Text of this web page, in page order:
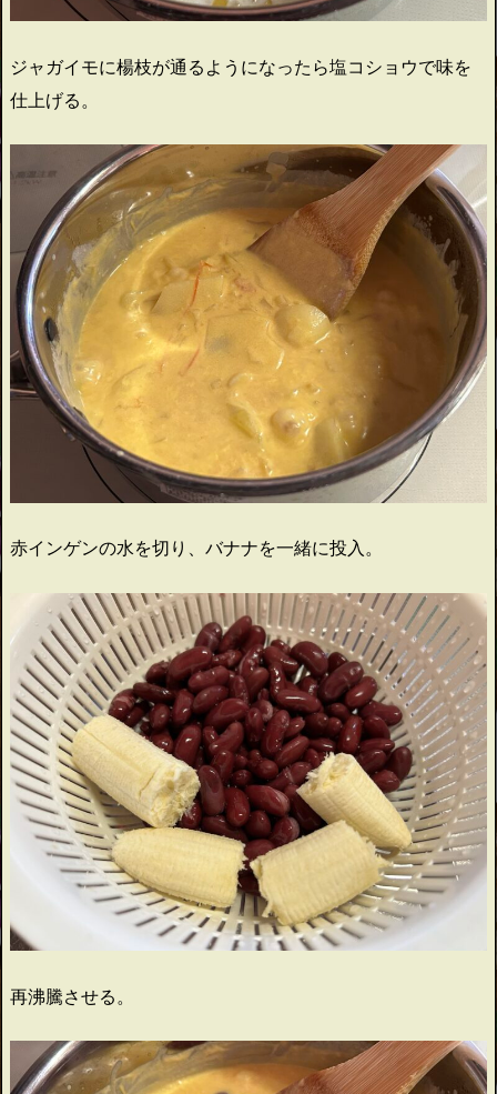
ジャガイモに楊枝が通るようになったら塩コショウで味を
仕上げる。
赤インゲンの水を切り、バナナを一緒に投入。
再沸騰させる。